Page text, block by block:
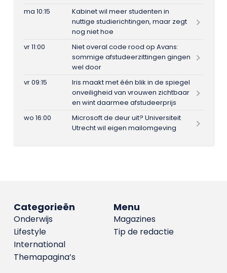
ma 10:15
Kabinet wil meer studenten in
nuttige studierichtingen, maar zegt
nog niet hoe
vr 11:00
Niet overal code rood op Avans:
sommige afstudeerzittingen gingen
wel door
vr 09:15
Iris maakt met één blik in de spiegel
onveiligheid van vrouwen zichtbaar
en wint daarmee afstudeerprijs
wo 16:00
Microsoft de deur uit? Universiteit
Utrecht wil eigen mailomgeving
Menu
Magazines
Tip de redactie
Categorieën
Onderwijs
Lifestyle
International
Themapagina’s